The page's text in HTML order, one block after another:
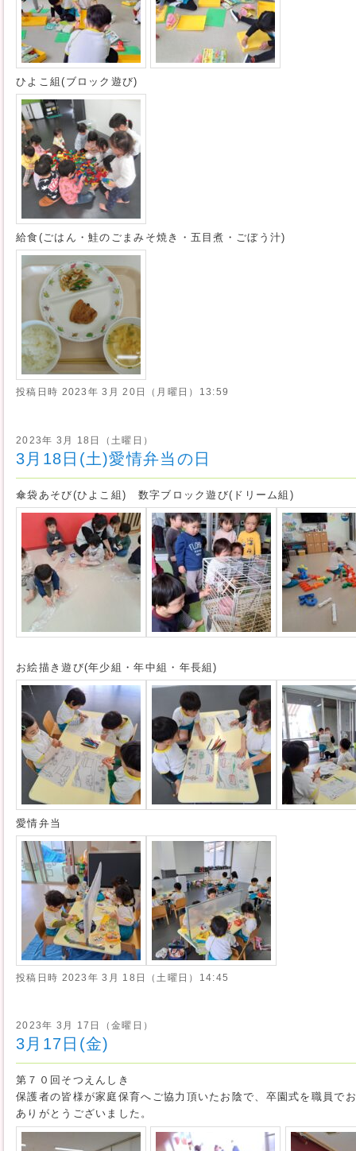
ひよこ組(ブロック遊び)
給食(ごはん・鮭のごまみそ焼き・五目煮・ごぼう汁)
投稿日時 2023年 3月 20日（月曜日）13:59
2023年 3月 18日（土曜日）
3月18日(土)愛情弁当の日
傘袋あそび(ひよこ組) 数字ブロック遊び(ドリーム組)
お絵描き遊び(年少組・年中組・年長組)
愛情弁当
投稿日時 2023年 3月 18日（土曜日）14:45
2023年 3月 17日（金曜日）
3月17日(金)
第７０回そつえんしき
保護者の皆様が家庭保育へご協力頂いたお陰で、卒園式を職員で
ありがとうございました。